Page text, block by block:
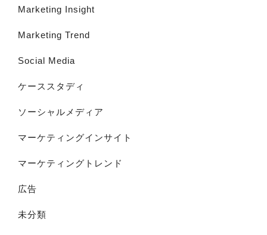
Marketing Insight
Marketing Trend
Social Media
ケーススタディ
ソーシャルメディア
マーケティングインサイト
マーケティングトレンド
広告
未分類